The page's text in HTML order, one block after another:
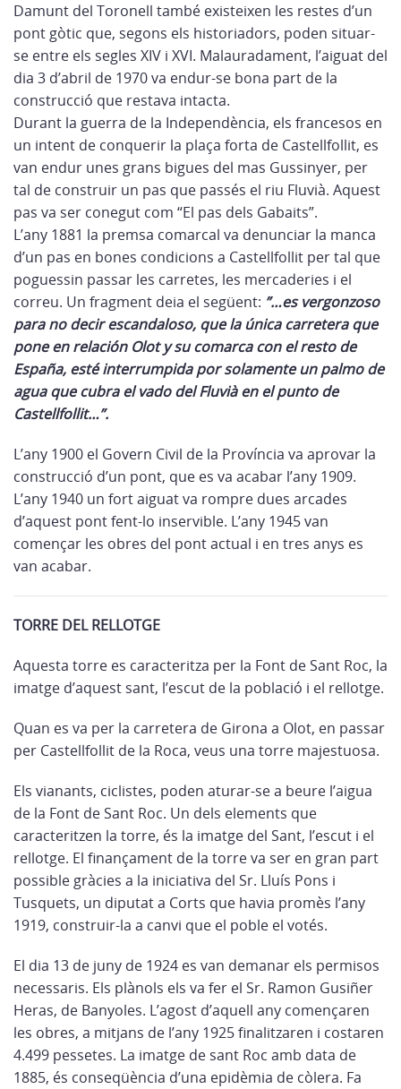
Damunt del Toronell també existeixen les restes d’un
pont gòtic que, segons els historiadors, poden situar-
se entre els segles XIV i XVI. Malauradament, l’aiguat del
dia 3 d’abril de 1970 va endur-se bona part de la
construcció que restava intacta.
Durant la guerra de la Independència, els francesos en
un intent de conquerir la plaça forta de Castellfollit, es
van endur unes grans bigues del mas Gussinyer, per
tal de construir un pas que passés el riu Fluvià. Aquest
pas va ser conegut com “El pas dels Gabaits”.
L’any 1881 la premsa comarcal va denunciar la manca
d’un pas en bones condicions a Castellfollit per tal que
poguessin passar les carretes, les mercaderies i el
correu. Un fragment deia el següent: ”…es vergonzoso
para no decir escandaloso, que la única carretera que
pone en relación Olot y su comarca con el resto de
España, esté interrumpida por solamente un palmo de
agua que cubra el vado del Fluvià en el punto de
Castellfollit…”.
L’any 1900 el Govern Civil de la Província va aprovar la
construcció d’un pont, que es va acabar l’any 1909.
L’any 1940 un fort aiguat va rompre dues arcades
d’aquest pont fent-lo inservible. L’any 1945 van
començar les obres del pont actual i en tres anys es
van acabar.
TORRE DEL RELLOTGE
Aquesta torre es caracteritza per la Font de Sant Roc, la
imatge d’aquest sant, l’escut de la població i el rellotge.
Quan es va per la carretera de Girona a Olot, en passar
per Castellfollit de la Roca, veus una torre majestuosa.
Els vianants, ciclistes, poden aturar-se a beure l’aigua
de la Font de Sant Roc. Un dels elements que
caracteritzen la torre, és la imatge del Sant, l’escut i el
rellotge. El finançament de la torre va ser en gran part
possible gràcies a la iniciativa del Sr. Lluís Pons i
Tusquets, un diputat a Corts que havia promès l’any
1919, construir-la a canvi que el poble el votés.
El dia 13 de juny de 1924 es van demanar els permisos
necessaris. Els plànols els va fer el Sr. Ramon Gusiñer
Heras, de Banyoles. L’agost d’aquell any començaren
les obres, a mitjans de l’any 1925 finalitzaren i costaren
4.499 pessetes. La imatge de sant Roc amb data de
1885, és conseqüència d’una epidèmia de còlera. Fa